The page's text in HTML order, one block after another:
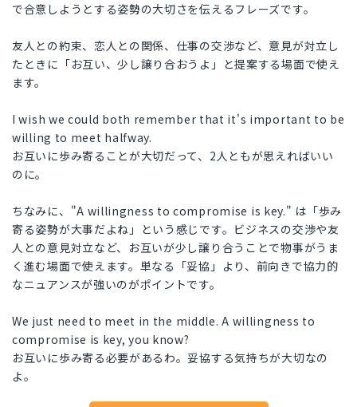
で合意しようとする姿勢の大切さを伝えるフレーズです。
友人との約束、恋人との関係、仕事の交渉など、意見が対立し
たときに「お互い、少し譲り合おうよ」と提案する場面で使え
ます。
I wish we could both remember that it's important to be
willing to meet halfway.
お互いに歩み寄ることが大切だって、2人ともが思えればいい
のに。
ちなみに、"A willingness to compromise is key." は「歩み
寄る姿勢が大事だよね」という感じです。ビジネスの交渉や友
人との意見対立など、お互いが少し譲り合うことで物事がうま
く進む場面で使えます。単なる「妥協」より、前向きで協力的
なニュアンスが強いのがポイントです。
We just need to meet in the middle. A willingness to
compromise is key, you know?
お互いに歩み寄る必要があるわ。妥協する気持ちが大切なの
よ。